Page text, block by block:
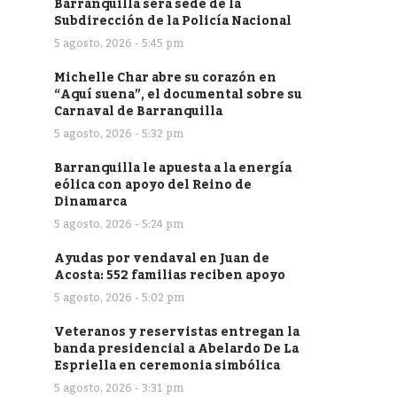
Subdirección de la Policía Nacional
5 agosto, 2026 - 5:45 pm
Michelle Char abre su corazón en
“Aquí suena”, el documental sobre su
Carnaval de Barranquilla
5 agosto, 2026 - 5:32 pm
Barranquilla le apuesta a la energía
eólica con apoyo del Reino de
Dinamarca
5 agosto, 2026 - 5:24 pm
Ayudas por vendaval en Juan de
Acosta: 552 familias reciben apoyo
5 agosto, 2026 - 5:02 pm
Veteranos y reservistas entregan la
banda presidencial a Abelardo De La
Espriella en ceremonia simbólica
5 agosto, 2026 - 3:31 pm